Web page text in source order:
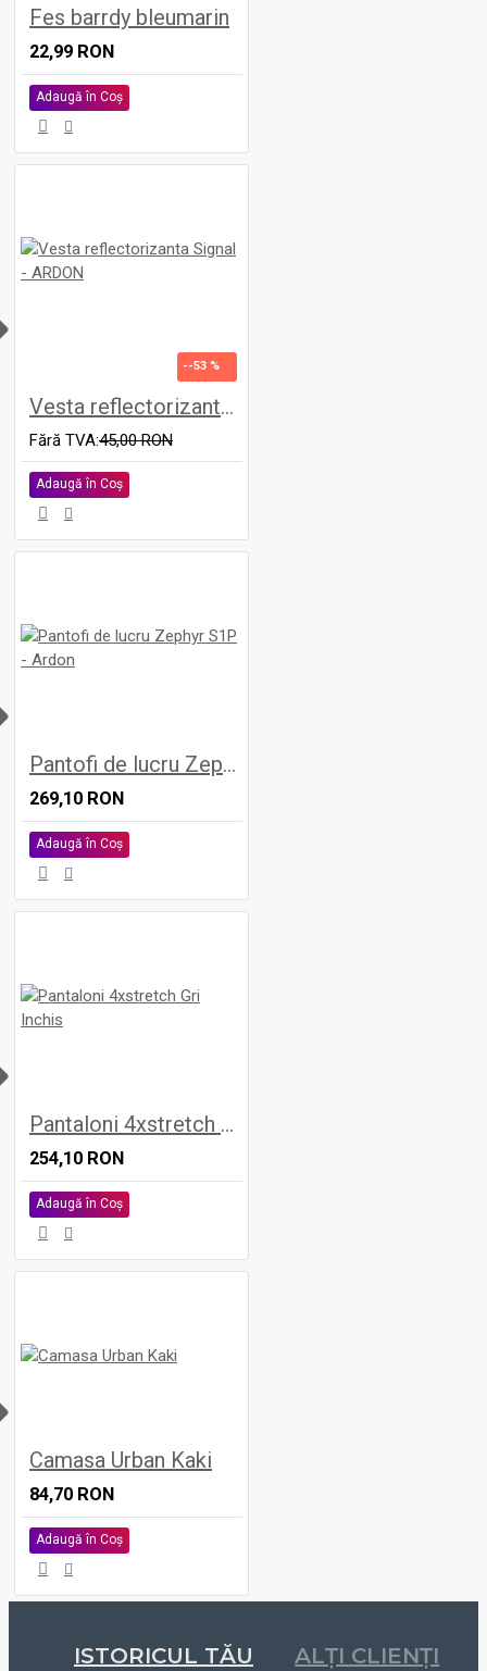
Fes barrdy bleumarin
22,99 RON
Adaugă în Coş
--53 %
Vesta reflectorizanta Signal - ARDON
Fără TVA:45,00 RON
Adaugă în Coş
Pantofi de lucru Zephyr S1P - Ardon
269,10 RON
Adaugă în Coş
Pantaloni 4xstretch Gri Inchis
254,10 RON
Adaugă în Coş
Camasa Urban Kaki
84,70 RON
Adaugă în Coş
ISTORICUL TĂU
ALȚI CLIENȚI